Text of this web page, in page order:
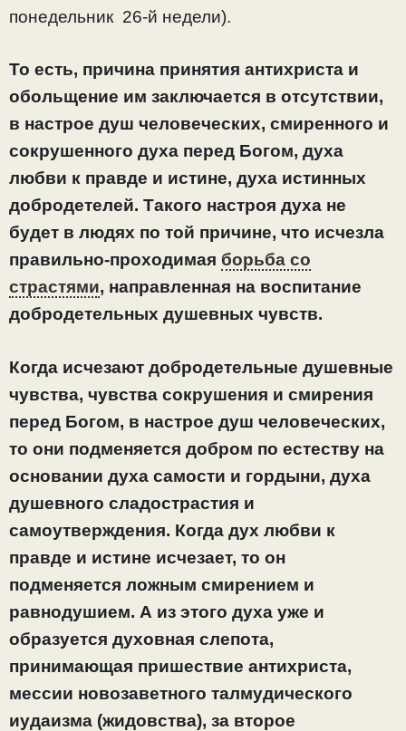
понедельник 26-й недели).
То есть, причина принятия антихриста и
обольщение им заключается в отсутствии,
в настрое душ человеческих, смиренного и
сокрушенного духа перед Богом, духа
любви к правде и истине, духа истинных
добродетелей. Такого настроя духа не
будет в людях по той причине, что исчезла
правильно-проходимая борьба со
страстями, направленная на воспитание
добродетельных душевных чувств.
Когда исчезают добродетельные душевные
чувства, чувства сокрушения и смирения
перед Богом, в настрое душ человеческих,
то они подменяется добром по естеству на
основании духа самости и гордыни, духа
душевного сладострастия и
самоутверждения. Когда дух любви к
правде и истине исчезает, то он
подменяется ложным смирением и
равнодушием. А из этого духа уже и
образуется духовная слепота,
принимающая пришествие антихриста,
мессии новозаветного талмудического
иудаизма (жидовства), за второе